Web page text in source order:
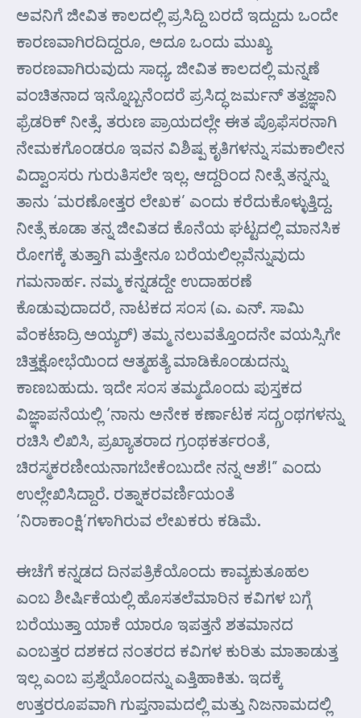
ಅವನಿಗೆ ಜೀವಿತ ಕಾಲದಲ್ಲಿ ಪ್ರಸಿದ್ದಿ ಬರದೆ ಇದ್ದುದು ಒಂದೇ
ಕಾರಣವಾಗಿರದಿದ್ದರೂ, ಅದೂ ಒಂದು ಮುಖ್ಯ
ಕಾರಣವಾಗಿರುವುದು ಸಾಧ್ಯ. ಜೀವಿತ ಕಾಲದಲ್ಲಿ ಮನ್ನಣೆ
ವಂಚಿತನಾದ ಇನ್ನೊಬ್ಬನೆಂದರೆ ಪ್ರಸಿದ್ಧ ಜರ್ಮನ್ ತತ್ವಜ್ಞಾನಿ
ಫ್ರೆಡರಿಕ್ ನೀತ್ಸೆ. ತರುಣ ಪ್ರಾಯದಲ್ಲೇ ಈತ ಪ್ರೊಫೆಸರನಾಗಿ
ನೇಮಕಗೊಂಡರೂ ಇವನ ವಿಶಿಷ್ಪ ಕೃತಿಗಳನ್ನು ಸಮಕಾಲೀನ
ವಿದ್ವಾಂಸರು ಗುರುತಿಸಲೇ ಇಲ್ಲ. ಆದ್ದರಿಂದ ನೀತ್ಸೆ ತನ್ನನ್ನು
ತಾನು ‘ಮರಣೋತ್ತರ ಲೇಖಕ’ ಎಂದು ಕರೆದುಕೊಳ್ಳುತ್ತಿದ್ದ.
ನೀತ್ಸೆ ಕೂಡಾ ತನ್ನ ಜೀವಿತದ ಕೊನೆಯ ಘಟ್ಟದಲ್ಲಿ ಮಾನಸಿಕ
ರೋಗಕ್ಕೆ ತುತ್ತಾಗಿ ಮತ್ತೇನೂ ಬರೆಯಲಿಲ್ಲವೆನ್ನುವುದು
ಗಮನಾರ್ಹ. ನಮ್ಮ ಕನ್ನಡದ್ದೇ ಉದಾಹರಣೆ
ಕೊಡುವುದಾದರೆ, ನಾಟಕದ ಸಂಸ (ಎ. ಎನ್. ಸಾಮಿ
ವೆಂಕಟಾದ್ರಿ ಅಯ್ಯರ್) ತಮ್ಮ ನಲುವತ್ತೊಂದನೇ ವಯಸ್ಸಿಗೇ
ಚಿತ್ತಕ್ಷೋಭೆಯಿಂದ ಆತ್ಮಹತ್ಯೆ ಮಾಡಿಕೊಂಡುದನ್ನು
ಕಾಣಬಹುದು. ಇದೇ ಸಂಸ ತಮ್ಮದೊಂದು ಪುಸ್ತಕದ
ವಿಜ್ಞಾಪನೆಯಲ್ಲಿ ‘ನಾನು ಅನೇಕ ಕರ್ಣಾಟಕ ಸದ್ಗ್ರಂಥಗಳನ್ನು
ರಚಿಸಿ ಲಿಖಿಸಿ, ಪ್ರಖ್ಯಾತರಾದ ಗ್ರಂಥಕರ್ತರಂತೆ,
ಚಿರಸ್ಮಕರಣೀಯನಾಗಬೇಕೆಂಬುದೇ ನನ್ನ ಆಶೆ!” ಎಂದು
ಉಲ್ಲೇಖಿಸಿದ್ದಾರೆ. ರತ್ನಾಕರವರ್ಣಿಯಂತೆ
‘ನಿರಾಕಾಂಕ್ಷಿ’ಗಳಾಗಿರುವ ಲೇಖಕರು ಕಡಿಮೆ.
ಈಚೆಗೆ ಕನ್ನಡದ ದಿನಪತ್ರಿಕೆಯೊಂದು ಕಾವ್ಯಕುತೂಹಲ
ಎಂಬ ಶೀರ್ಷಿಕೆಯಲ್ಲಿ ಹೊಸತಲೆಮಾರಿನ ಕವಿಗಳ ಬಗ್ಗೆ
ಬರೆಯುತ್ತಾ ಯಾಕೆ ಯಾರೂ ಇಪತ್ತನೆ ಶತಮಾನದ
ಎಂಬತ್ತರ ದಶಕದ ನಂತರದ ಕವಿಗಳ ಕುರಿತು ಮಾತಾಡುತ್ತ
ಇಲ್ಲ ಎಂಬ ಪ್ರಶ್ನೆಯೊಂದನ್ನು ಎತ್ತಿಹಾಕಿತು. ಇದಕ್ಕೆ
ಉತ್ತರರೂಪವಾಗಿ ಗುಪ್ತನಾಮದಲ್ಲಿ ಮತ್ತು ನಿಜನಾಮದಲ್ಲಿ